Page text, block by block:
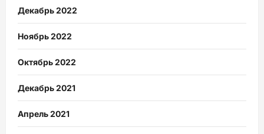
Декабрь 2022
Ноябрь 2022
Октябрь 2022
Декабрь 2021
Апрель 2021